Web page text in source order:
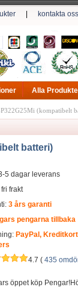
kontakta oss
Alla
(kompatibelt
batteri)
5 dagar leverans
frakt
3 års garanti
pengarna tillbaka
PayPal,
4.7 ( 435
öppet köp